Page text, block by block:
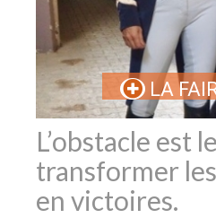
LA
L’obstacle est
transformer
en victoires.